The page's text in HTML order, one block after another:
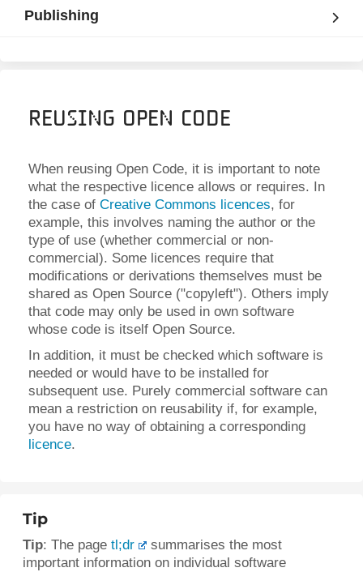
Publishing
Reusing Open Code
When reusing Open Code, it is important to note
what the respective licence allows or requires. In
the case of Creative Commons licences, for
example, this involves naming the author or the
type of use (whether commercial or non-
commercial). Some licences require that
modifications or derivations themselves must be
shared as Open Source ("copyleft"). Others imply
that code may only be used in own software
whose code is itself Open Source.
In addition, it must be checked which software is
needed or would have to be installed for
subsequent use. Purely commercial software can
mean a restriction on reusability if, for example,
you have no way of obtaining a corresponding
licence.
Tip
Tip: The page tl;dr
summarises the most
important information on individual software